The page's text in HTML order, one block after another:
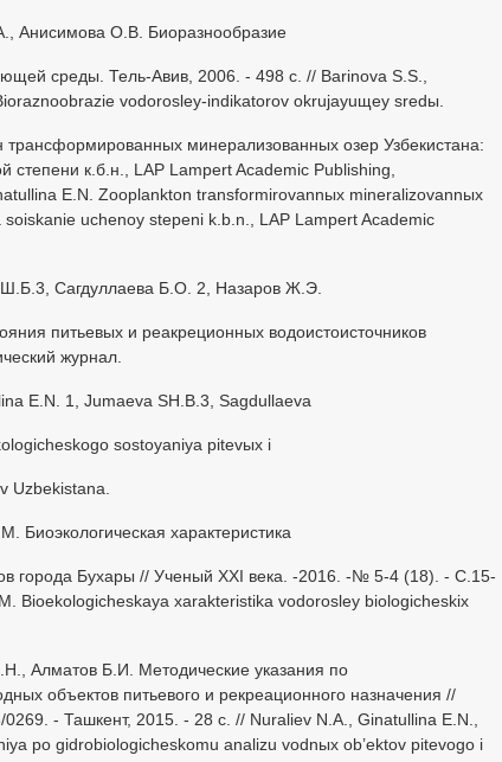
Анисимова О.В. Биоразнообразие
среды. Тель-Авив, 2006. - 498 с. // Barinova S.S.,
vodorosley-indikatorov okrujayuщey sredы.
минерализованных озер Узбекистана:
степени к.б.н., LAP Lampert Academic Publishing,
E.N. Zooplankton transformirovannыx mineralizovannыx
uchenoy stepeni k.b.n., LAP Lampert Academic
Сагдуллаева Б.О. 2, Назаров Ж.Э.
питьевых и реакреционных водоистоисточников
журнал.
E.N. 1, Jumaeva SH.B.3, Sagdullaeva
sostoyaniya pitevыx i
Uzbekistana.
характеристика
города Бухары // Ученый XXI века. -2016. -№ 5-4 (18). - С.15-
Bioekologicheskaya xarakteristika vodorosley biologicheskix
Алматов Б.И. Методические указания по
объектов питьевого и рекреационного назначения //
- Ташкент, 2015. - 28 с. // Nuraliev N.A., Ginatullina E.N.,
po gidrobiologicheskomu analizu vodnыx ob’ektov pitevogo i